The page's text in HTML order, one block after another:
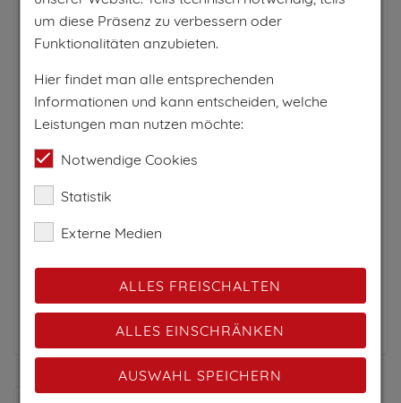
Neunkirchen, Wiener Alpen, Niederösterreich
Hotel Restaurant
Herzlich willkommen im Hotel-Restaurant
Osterbauer! In unserem Hotelbetrieb finden Sie
Gemütlichkeit und Tradition in komfortabel
Restaurant mit kulinarischen...
um diese Präsenz zu verbessern oder
Funktionalitäten anzubieten.
Hier findet man alle entsprechenden
Informationen und kann entscheiden, welche
Leistungen man nutzen möchte:
Notwendige Cookies
Statistik
Externe Medien
ALLES FREISCHALTEN
ALLES EINSCHRÄNKEN
AUSWAHL SPEICHERN